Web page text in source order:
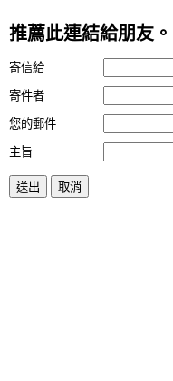
推薦此連結給朋友。
寄信給
寄件者
您的郵件
主旨
送出 取消